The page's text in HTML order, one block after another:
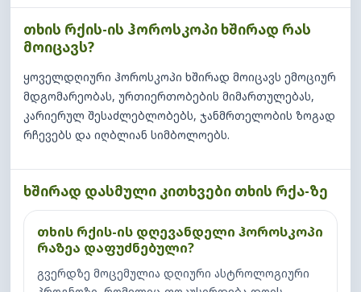
თხის რქის-ის ჰოროსკოპი ხშირად რას
მოიცავს?
ყოველდღიური ჰოროსკოპი ხშირად მოიცავს ემოციურ
მდგომარეობას, ურთიერთობების მიმართულებას,
კარიერულ შესაძლებლობებს, ჯანმრთელობის ზოგად
რჩევებს და იღბლიან სიმბოლოებს.
ხშირად დასმული კითხვები თხის რქა-ზე
თხის რქის-ის დღევანდელი ჰოროსკოპი
რაზეა დაფუძნებული?
გვერდზე მოცემულია დღიური ასტროლოგიური